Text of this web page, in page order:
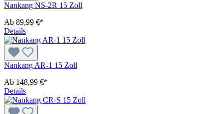
Nankang NS-2R 15 Zoll
Ab 89,99 €*
Details
Nankang AR-1 15 Zoll
Ab 148,99 €*
Details